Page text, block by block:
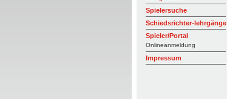
Spielersuche
Schiedsrichter-lehrgänge
Spieler/Portal
Onlineanmeldung
Impressum